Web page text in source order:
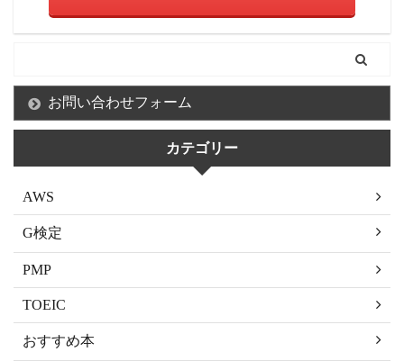
お問い合わせフォーム
カテゴリー
AWS
G検定
PMP
TOEIC
おすすめ本